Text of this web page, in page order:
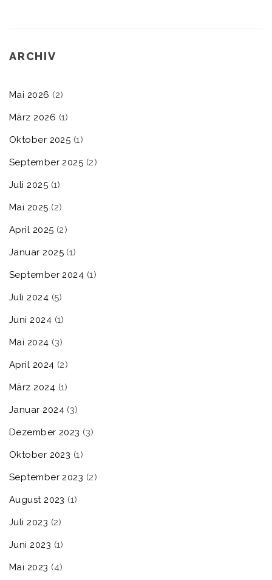
ARCHIV
Mai 2026 (2)
März 2026 (1)
Oktober 2025 (1)
September 2025 (2)
Juli 2025 (1)
Mai 2025 (2)
April 2025 (2)
Januar 2025(1)
September 2024 (1)
Juli 2024 (5)
Juni 2024 (1)
Mai 2024 (3)
April 2024 (2)
März 2024 (1)
Januar 2024(3)
Dezember 2023 (3)
Oktober 2023 (1)
September 2023 (2)
August 2023 (1)
Juli 2023 (2)
Juni 2023 (1)
Mai 2023 (4)